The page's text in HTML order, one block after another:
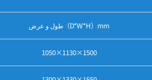
طول و عرض（D*W*H）mm
1050×1130×1500